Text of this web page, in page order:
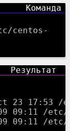
centos-
17:53 /
09:11 /